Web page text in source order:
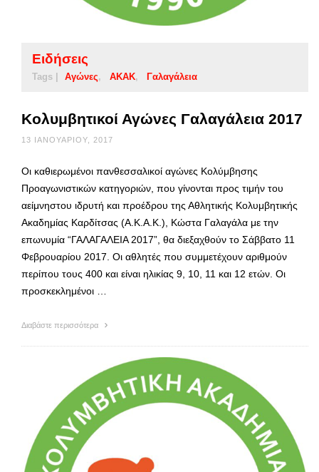
Ειδήσεις
Tags | Αγώνες ΑΚΑΚ Γαλαγάλεια
Κολυμβητικοί Αγώνες Γαλαγάλεια 2017
13 ΙΑΝΟΥΑΡΊΟΥ, 2017
Οι καθιερωμένοι πανθεσσαλικοί αγώνες Κολύμβησης
Προαγωνιστικών κατηγοριών, που γίνονται προς τιμήν του
αείμνηστου ιδρυτή και προέδρου της Αθλητικής Κολυμβητικής
Ακαδημίας Καρδίτσας (Α.Κ.Α.Κ.), Κώστα Γαλαγάλα με την
επωνυμία “ΓΑΛΑΓΑΛΕΙΑ 2017”, θα διεξαχθούν το Σάββατο 11
Φεβρουαρίου 2017. Οι αθλητές που συμμετέχουν αριθμούν
περίπου τους 400 και είναι ηλικίας 9, 10, 11 και 12 ετών. Οι
προσκεκλημένοι …
Διαβάστε περισσότερα